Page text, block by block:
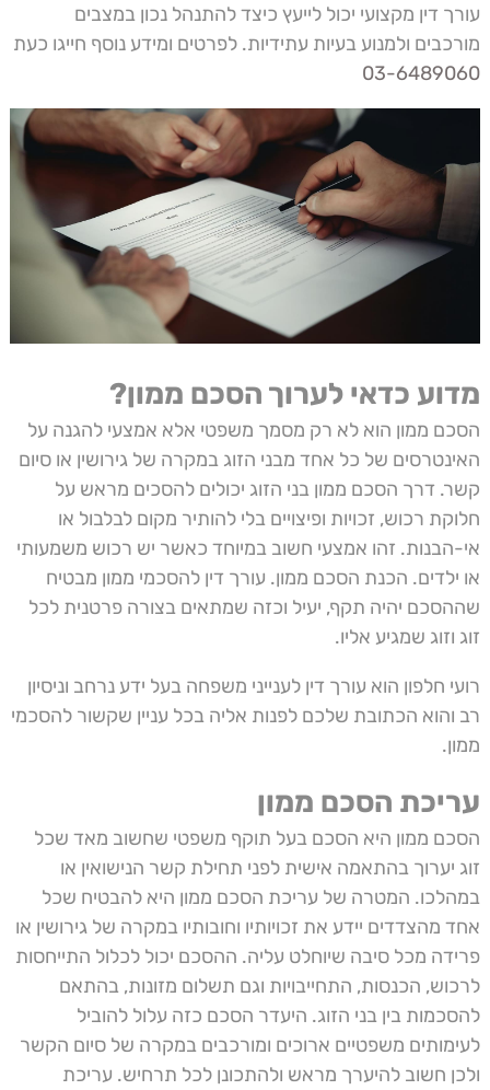
עורך דין מקצועי יכול לייעץ כיצד להתנהל נכון במצבים
מורכבים ולמנוע בעיות עתידיות. לפרטים ומידע נוסף חייגו כעת
03-6489060
מדוע כדאי לערוך הסכם ממון?
הסכם ממון הוא לא רק מסמך משפטי אלא אמצעי להגנה על
האינטרסים של כל אחד מבני הזוג במקרה של גירושין או סיום
קשר. דרך הסכם ממון בני הזוג יכולים להסכים מראש על
חלוקת רכוש, זכויות ופיצויים בלי להותיר מקום לבלבול או
אי-הבנות. זהו אמצעי חשוב במיוחד כאשר יש רכוש משמעותי
או ילדים. הכנת הסכם ממון. עורך דין להסכמי ממון מבטיח
שההסכם יהיה תקף, יעיל וכזה שמתאים בצורה פרטנית לכל
זוג וזוג שמגיע אליו.
רועי חלפון הוא עורך דין לענייני משפחה בעל ידע נרחב וניסיון
רב והוא הכתובת שלכם לפנות אליה בכל עניין שקשור להסכמי
ממון.
עריכת הסכם ממון
הסכם ממון היא הסכם בעל תוקף משפטי שחשוב מאד שכל
זוג יערוך בהתאמה אישית לפני תחילת קשר הנישואין או
במהלכו. המטרה של עריכת הסכם ממון היא להבטיח שכל
אחד מהצדדים יידע את זכויותיו וחובותיו במקרה של גירושין או
פרידה מכל סיבה שיוחלט עליה. ההסכם יכול לכלול התייחסות
לרכוש, הכנסות, התחייבויות וגם תשלום מזונות, בהתאם
להסכמות בין בני הזוג. היעדר הסכם כזה עלול להוביל
לעימותים משפטיים ארוכים ומורכבים במקרה של סיום הקשר
ולכן חשוב להיערך מראש ולהתכונן לכל תרחיש. עריכת